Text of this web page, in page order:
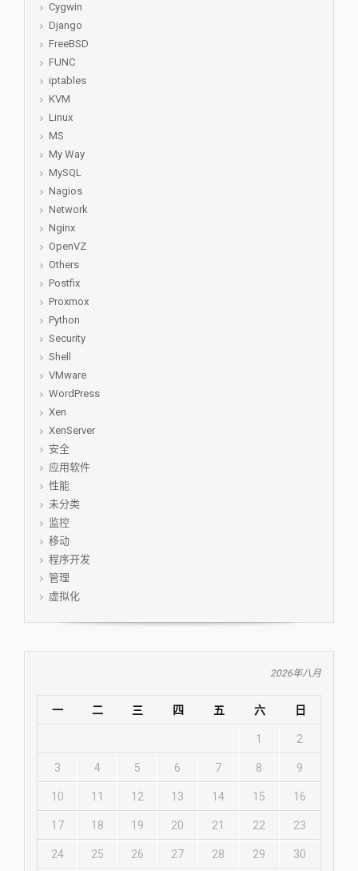
Cygwin
Django
FreeBSD
FUNC
iptables
KVM
Linux
MS
My Way
MySQL
Nagios
Network
Nginx
OpenVZ
Others
Postfix
Proxmox
Python
Security
Shell
VMware
WordPress
Xen
XenServer
安全
应用软件
性能
未分类
监控
移动
程序开发
管理
虚拟化
2026年八月
一 二 三 四 五 六 日
1 2
3 4 5 6 7 8 9
10 11 12 13 14 15 16
17 18 19 20 21 22 23
24 25 26 27 28 29 30